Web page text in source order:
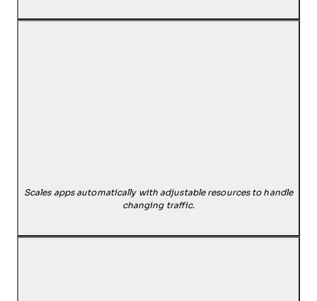
Scales apps automatically with adjustable resources to handle
changing traffic.